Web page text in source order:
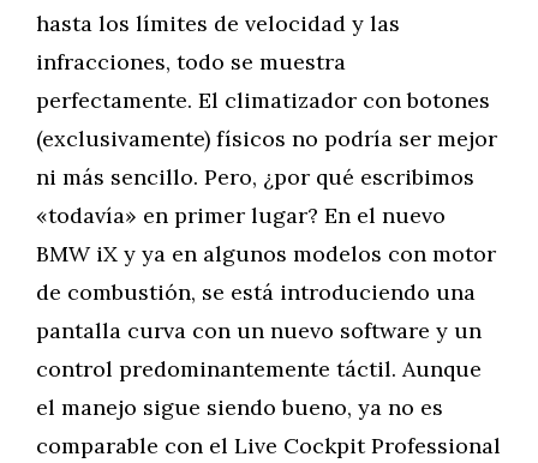
hasta los límites de velocidad y las
infracciones, todo se muestra
perfectamente. El climatizador con botones
(exclusivamente) físicos no podría ser mejor
ni más sencillo. Pero, ¿por qué escribimos
«todavía» en primer lugar? En el nuevo
BMW iX y ya en algunos modelos con motor
de combustión, se está introduciendo una
pantalla curva con un nuevo software y un
control predominantemente táctil. Aunque
el manejo sigue siendo bueno, ya no es
comparable con el Live Cockpit Professional